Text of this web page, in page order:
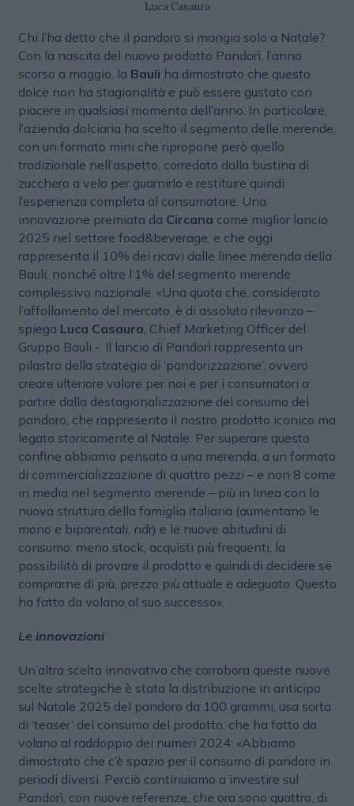
Luca Casaura
Chi l’ha detto che il pandoro si mangia solo a Natale?
Con la nascita del nuovo prodotto Pandorì, l’anno
scorso a maggio, la Bauli ha dimostrato che questo
dolce non ha stagionalità e può essere gustato con
piacere in qualsiasi momento dell’anno. In particolare,
l’azienda dolciaria ha scelto il segmento delle merende,
con un formato mini che ripropone però quello
tradizionale nell’aspetto, corredato dalla bustina di
zucchero a velo per guarnirlo e restituire quindi
l’esperienza completa al consumatore. Una
innovazione premiata da Circana come miglior lancio
2025 nel settore food&beverage, e che oggi
rappresenta il 10% dei ricavi dalle linee merenda della
Bauli, nonché oltre l’1% del segmento merende
complessivo nazionale. «Una quota che, considerato
l’affollamento del mercato, è di assoluta rilevanza –
spiega Luca Casaura , Chief Marketing Officer del
Gruppo Bauli -. Il lancio di Pandorì rappresenta un
pilastro della strategia di ‘pandorizzazione’, ovvero
creare ulteriore valore per noi e per i consumatori a
partire dalla destagionalizzazione del consumo del
pandoro, che rappresenta il nostro prodotto iconico ma
legato storicamente al Natale. Per superare questo
confine abbiamo pensato a una merenda, a un formato
di commercializzazione di quattro pezzi – e non 8 come
in media nel segmento merende – più in linea con la
nuova struttura della famiglia italiana (aumentano le
mono e biparentali, ndr) e le nuove abitudini di
consumo: meno stock, acquisti più frequenti, la
possibilità di provare il prodotto e quindi di decidere se
comprarne di più, prezzo più attuale e adeguato. Questo
ha fatto da volano al suo successo».
Le innovazioni
Un’altra scelta innovativa che corrobora queste nuove
scelte strategiche è stata la distribuzione in anticipo
sul Natale 2025 del pandoro da 100 grammi, usa sorta
di ‘teaser’ del consumo del prodotto, che ha fatto da
volano al raddoppio dei numeri 2024: «Abbiamo
dimostrato che c’è spazio per il consumo di pandoro in
periodi diversi. Perciò continuiamo a investire sul
Pandorì, con nuove referenze, che ora sono quattro, di